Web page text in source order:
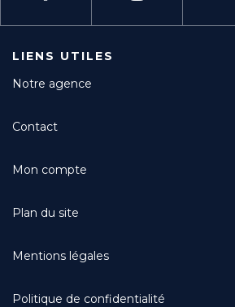
LIENS UTILES
Notre agence
Contact
Mon compte
Plan du site
Mentions légales
Politique de confidentialité